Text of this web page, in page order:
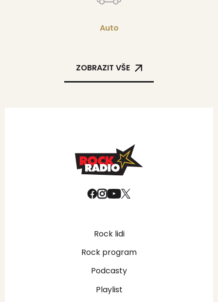
Auto
ZOBRAZIT VŠE
Rock lidi
Rock program
Podcasty
Playlist